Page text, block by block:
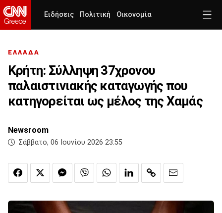
Ειδήσεις Πολιτική Οικονομία
ΕΛΛΑΔΑ
Κρήτη: Σύλληψη 37χρονου
παλαιστινιακής καταγωγής που
κατηγορείται ως μέλος της Χαμάς
Newsroom
Σάββατο, 06 Ιουνίου 2026 23:55